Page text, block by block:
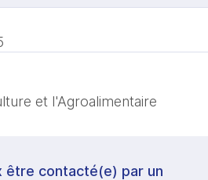
et l'Agroalimentaire
être contacté(e) par un